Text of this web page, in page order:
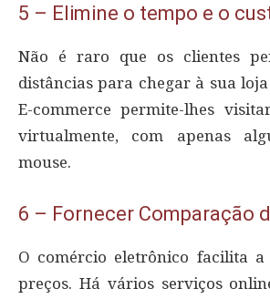
5 – Elimine o tempo e o
Não é raro que os clientes
distâncias para chegar à sua
E-commerce permite-lhes
virtualmente, com apenas
mouse.
6 – Fornecer Comparação
O comércio eletrônico facilita a
preços. Há vários serviços